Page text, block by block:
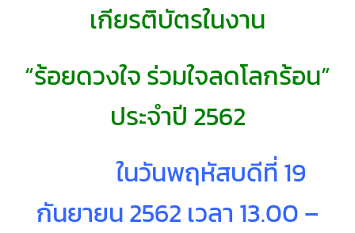
เกียรติบัตรในงาน
“ร้อยดวงใจ ร่วมใจลดโลกร้อน”
ประจำปี 2562
ในวันพฤหัสบดีที่ 19
กันยายน 2562 เวลา 13.00 –